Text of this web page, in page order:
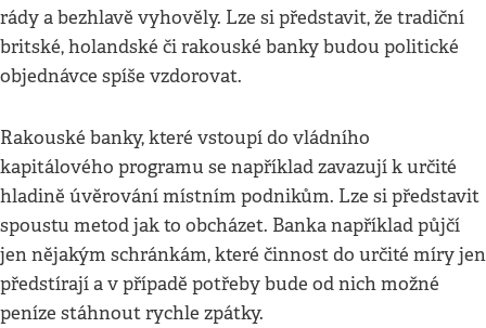
rády a bezhlavě vyhověly. Lze si představit, že tradiční
britské, holandské či rakouské banky budou politické
objednávce spíše vzdorovat.
Rakouské banky, které vstoupí do vládního
kapitálového programu se například zavazují k určité
hladině úvěrování místním podnikům. Lze si představit
spoustu metod jak to obcházet. Banka například půjčí
jen nějakým schránkám, které činnost do určité míry jen
předstírají a v případě potřeby bude od nich možné
peníze stáhnout rychle zpátky.